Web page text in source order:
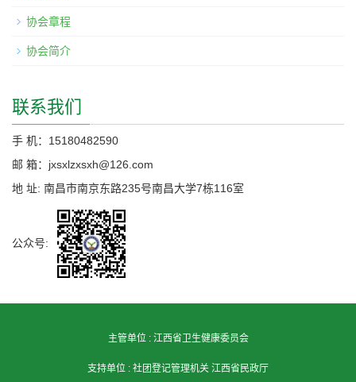
协会章程
协会简介
联系我们
手 机：15180482590
邮 箱：jxsxlzxsxh@126.com
地 址: 南昌市南京东路235号南昌大学7栋116室
公众号:
主管单位 : 江西省卫生健康委员会
支持单位 : 社团登记管理机关 江西省民政厅